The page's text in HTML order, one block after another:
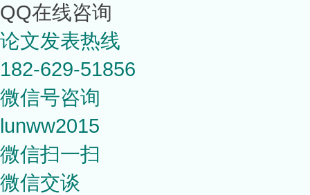
QQ在线咨询
论文发表热线
182-629-51856
微信号咨询
lunww2015
微信扫一扫
微信交谈